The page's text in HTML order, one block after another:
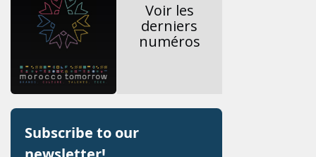
Voir les
derniers
numéros